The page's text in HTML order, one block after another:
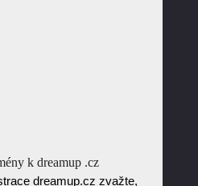
k dreamup .cz
dreamup.cz zvažte,